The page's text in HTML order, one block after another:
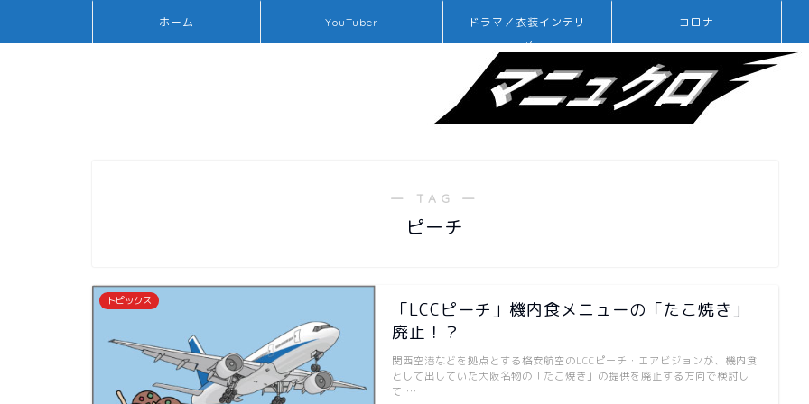
ホーム YouTuber
ドラマ／衣装インテリ
ア
コロナ
― TAG ―
ピーチ
トピックス
「LCCピーチ」機内食メニューの「たこ焼き」
廃止！？
関西空港などを拠点とする格安航空のLCCピーチ・エアビジョンが、機内食
として出していた大阪名物の「たこ焼き」の提供を廃止する方向で検討し
て …